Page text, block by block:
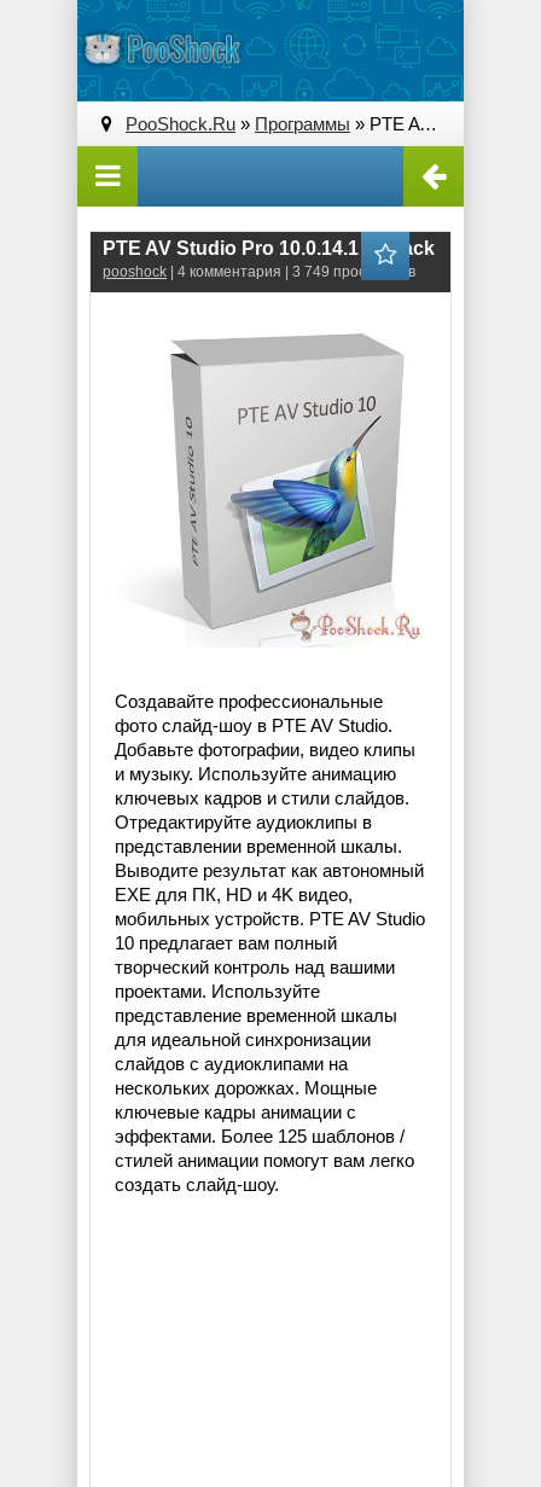
PooShock.Ru » Программы » PTE AV Studio Pro 10.0.14.1 RePack
PTE AV Studio Pro 10.0.14.1 RePack
pooshock | 4 комментария | 3 749 просмотров
Создавайте профессиональные
фото слайд-шоу в PTE AV Studio.
Добавьте фотографии, видео клипы
и музыку. Используйте анимацию
ключевых кадров и стили слайдов.
Отредактируйте аудиоклипы в
представлении временной шкалы.
Выводите результат как автономный
EXE для ПК, HD и 4K видео,
мобильных устройств. PTE AV Studio
10 предлагает вам полный
творческий контроль над вашими
проектами. Используйте
представление временной шкалы
для идеальной синхронизации
слайдов с аудиоклипами на
нескольких дорожках. Мощные
ключевые кадры анимации с
эффектами. Более 125 шаблонов /
стилей анимации помогут вам легко
создать слайд-шоу.